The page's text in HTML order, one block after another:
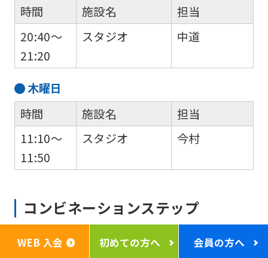
時間
20:40～
21:20
施設名
スタジオ
担当
中道
木曜日
時間
11:10～
11:50
施設名
スタジオ
担当
今村
コンビネーションステップ
動きの組み合わせを楽しみながら、ステップ
WEB 入会 初めての方へ 会員の方へ